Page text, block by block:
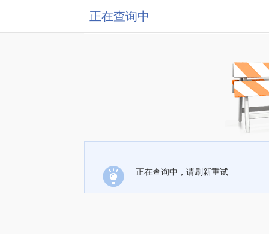
正在查询中
正在查询中，请刷新重试